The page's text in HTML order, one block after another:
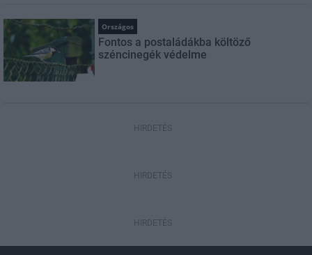
Országos
Fontos a postaládákba költöző
széncinegék védelme
HIRDETÉS
HIRDETÉS
HIRDETÉS